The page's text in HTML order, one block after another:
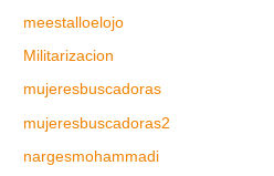
meestalloelojo
Militarizacion
mujeresbuscadoras
mujeresbuscadoras2
nargesmohammadi